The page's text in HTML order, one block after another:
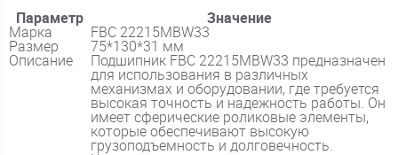
Параметр
Значение
Марка
FBC 22215MBW33
Размер
75*130*31 мм
Описание
Подшипник FBC 22215MBW33 предназначен
для использования в различных
механизмах и оборудовании, где требуется
высокая точность и надежность работы. Он
имеет сферические роликовые элементы,
которые обеспечивают высокую
грузоподъемность и долговечность.